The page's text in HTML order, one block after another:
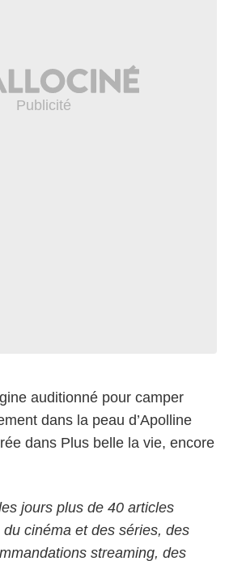
auditionné pour camper
dans la peau d’Apolline
dans Plus belle la vie, encore
jours plus de 40 articles
du cinéma et des séries, des
streaming, des